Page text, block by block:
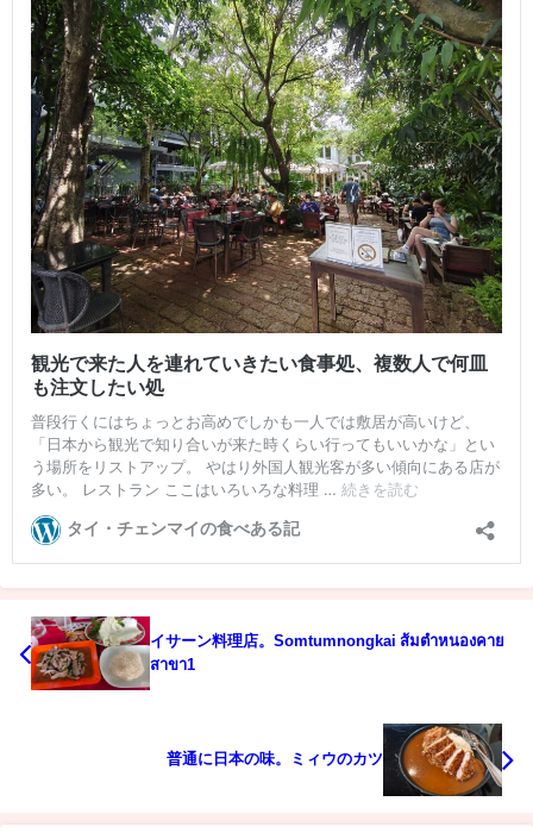
イサーン料理店。Somtumnongkai ส้มตำหนองคาย
สาขา1
普通に日本の味。ミィウのカツ